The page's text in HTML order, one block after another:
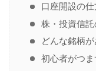
口座開設の
株・投資信
どんな銘柄
初心者がつ